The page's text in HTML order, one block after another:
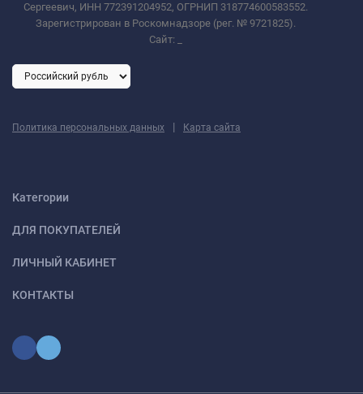
Сергеевич, ИНН 772391204952, ОГРНИП 318774600583552.
Зарегистрирован в Роскомнадзоре (рег. № 9721825).
Сайт:
Политика персональных данных | Карта сайта
Категории
ДЛЯ ПОКУПАТЕЛЕЙ
ЛИЧНЫЙ КАБИНЕТ
КОНТАКТЫ